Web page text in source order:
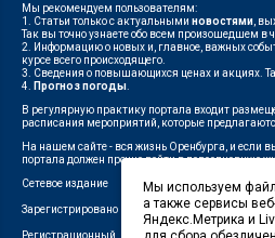
Мы рекомендуем пользователям:
1. Статьи только с актуальными новостями ,
Так вы точно узнаете обо всем произошедшем в
2. Информацию о новых и, главное, важных
курсе всего происходящего.
3. Сведения о повышающихся ценах и акциях.
4.
Прогноз погоды
В регулярную практику портала входит
расписания мероприятий, которые
На нашем сайте - вся жизнь Оренбурга, и если
портала должен прочно войти в повседневную
Сетевое издание
"1743"
Зарегистрировано
Федеральной службой по
информационных
(Роскомнадзор)
Регистрационный
Мы используем
а также сервисы
Яндекс.Метрика и